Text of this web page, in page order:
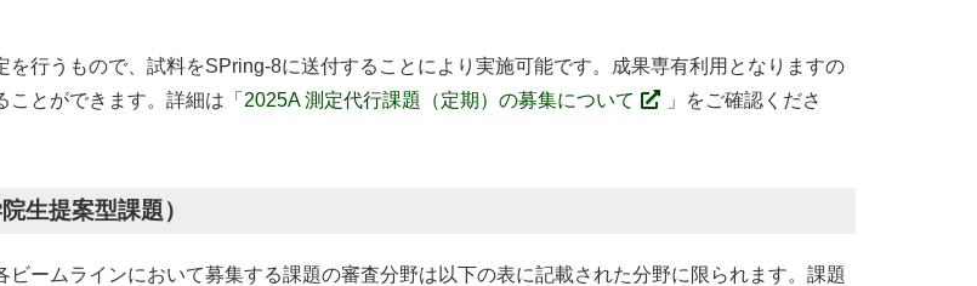
行うもので、試料をSPring-8に送付することにより実施可能です。成果専有利用となりますの
とができます。詳細は「 2025A 測定代行課題（定期）の募集について
」をご確認くださ
生提案型課題）
ームラインにおいて募集する課題の審査分野は以下の表に記載された分野に限られます。課題